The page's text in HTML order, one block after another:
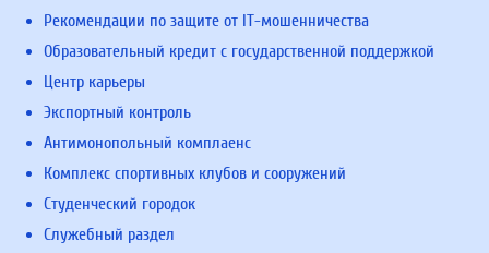
Рекомендации по защите от IT-мошенничества
Образовательный кредит с государственной поддержкой
Центр карьеры
Экспортный контроль
Антимонопольный комплаенс
Комплекс спортивных клубов и сооружений
Студенческий городок
Служебный раздел